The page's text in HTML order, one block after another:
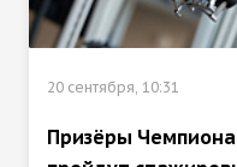
20 сентября, 10:31
Призёры